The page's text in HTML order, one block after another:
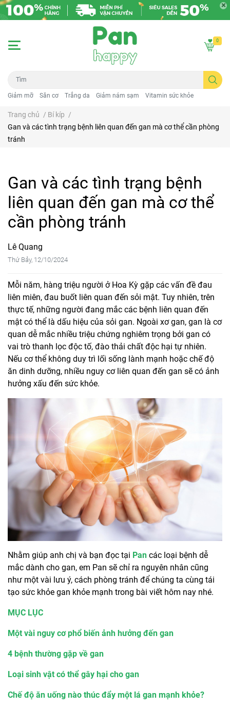
Giảm mỡ Săn cơ Trắng da Giảm nám sạm Vitamin sức khỏe
0
Trang chủ / Bí kíp /
Gan và các tình trạng bệnh liên quan đến gan mà cơ thể cần phòng
tránh
Gan và các tình trạng bệnh
liên quan đến gan mà cơ thể
cần phòng tránh
Lê Quang
Thứ Bảy, 12/10/2024
Mỗi năm, hàng triệu người ở Hoa Kỳ gặp các vấn đề đau
liên miên, đau buốt liên quan đến sỏi mật. Tuy nhiên, trên
thực tế, những người đang mắc các bệnh liên quan đến
mật có thể là dấu hiệu của sỏi gan. Ngoài xơ gan, gan là cơ
quan dễ mắc nhiều triệu chứng nghiêm trọng bởi gan có
vai trò thanh lọc độc tố, đào thải chất độc hại tự nhiên.
Nếu cơ thể không duy trì lối sống lành mạnh hoặc chế độ
ăn dinh dưỡng, nhiều nguy cơ liên quan đến gan sẽ có ảnh
hưởng xấu đến sức khỏe.
Nhằm giúp anh chị và bạn đọc tại Pan các loại bệnh dễ
mắc dành cho gan, em Pan sẽ chỉ ra nguyên nhân cũng
như một vài lưu ý, cách phòng tránh để chúng ta cùng tái
tạo sức khỏe gan khỏe mạnh trong bài viết hôm nay nhé.
MỤC LỤC
Một vài nguy cơ phổ biến ảnh hưởng đến gan
4 bệnh thường gặp về gan
Loại sinh vật có thể gây hại cho gan
Chế độ ăn uống nào thúc đẩy một lá gan mạnh khỏe?